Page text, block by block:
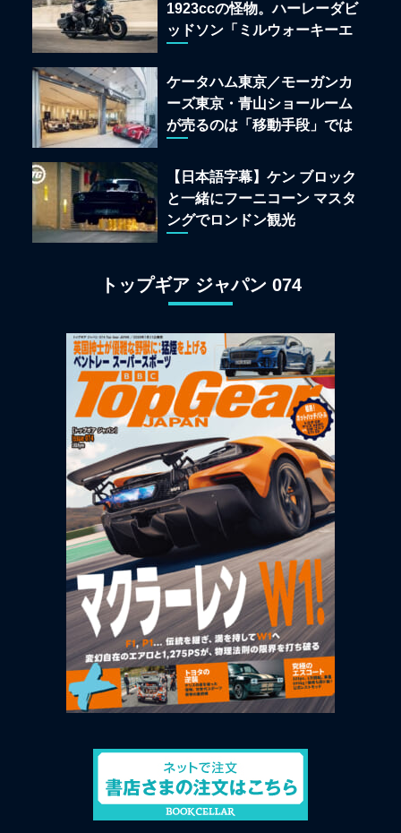
1923ccの怪物。ハーレーダビ
ッドソン「ミルウォーキーエ
ケータハム東京／モーガンカ
ーズ東京・青山ショールーム
が売るのは「移動手段」では
【日本語字幕】ケン ブロック
と一緒にフーニコーン マスタ
ングでロンドン観光
トップギア ジャパン 074